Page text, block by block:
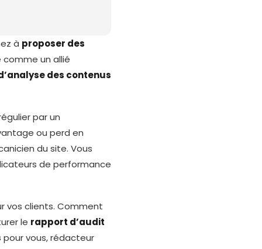
à proposer des
un allié
des contenus
par un
ou perd en
du site. Vous
de performance
vos clients. Comment
le rapport d’audit
pour vous, rédacteur